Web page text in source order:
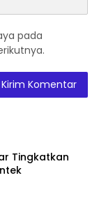
pada
Tingkatkan